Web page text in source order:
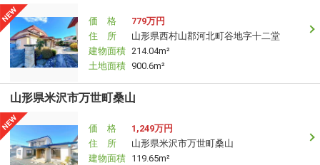
価 格
779万円
住 所
山形県西村山郡河北町谷地字十二堂
建物面積 214.04m²
土地面積 900.6m²
山形県米沢市万世町桑山
価 格
1,249万円
住 所
山形県米沢市万世町桑山
建物面積 119.65m²